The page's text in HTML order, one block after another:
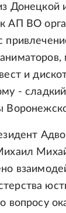
Донецкой
АП ВО
и
-
вопросу